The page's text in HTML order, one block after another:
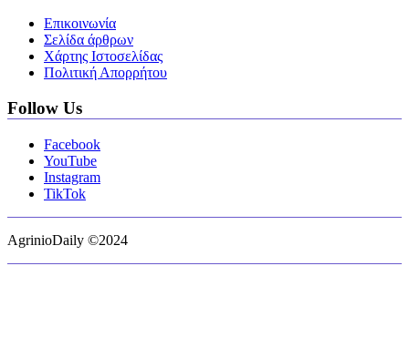
Επικοινωνία
Σελίδα άρθρων
Χάρτης Ιστοσελίδας
Πολιτική Απορρήτου
Follow Us
Facebook
YouTube
Instagram
TikTok
AgrinioDaily ©2024